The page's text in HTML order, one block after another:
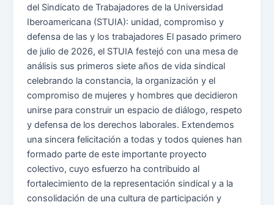
del Sindicato de Trabajadores de la Universidad
Iberoamericana (STUIA): unidad, compromiso y
defensa de las y los trabajadores El pasado primero
de julio de 2026, el STUIA festejó con una mesa de
análisis sus primeros siete años de vida sindical
celebrando la constancia, la organización y el
compromiso de mujeres y hombres que decidieron
unirse para construir un espacio de diálogo, respeto
y defensa de los derechos laborales. Extendemos
una sincera felicitación a todas y todos quienes han
formado parte de este importante proyecto
colectivo, cuyo esfuerzo ha contribuido al
fortalecimiento de la representación sindical y a la
consolidación de una cultura de participación y